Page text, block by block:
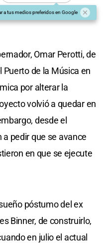
a tus medios preferidos en Google
Omar Perotti, de
de la Música en
por alterar la
volvió a quedar en
desde el
a pedir que se avance
en que se ejecute
póstumo del ex
Binner, de construirlo,
en julio el actual